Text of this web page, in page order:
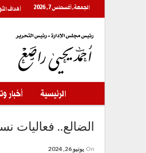
الجمعة, أغسطس 7, 2026 أهداف
الرئيسية أخبار
الضالع.. فعاليات
On يونيو 26, 2024